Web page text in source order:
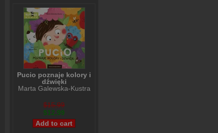
Pucio poznaje kolory i
dźwięki
Marta Galewska-Kustra
$15,99
$12,99